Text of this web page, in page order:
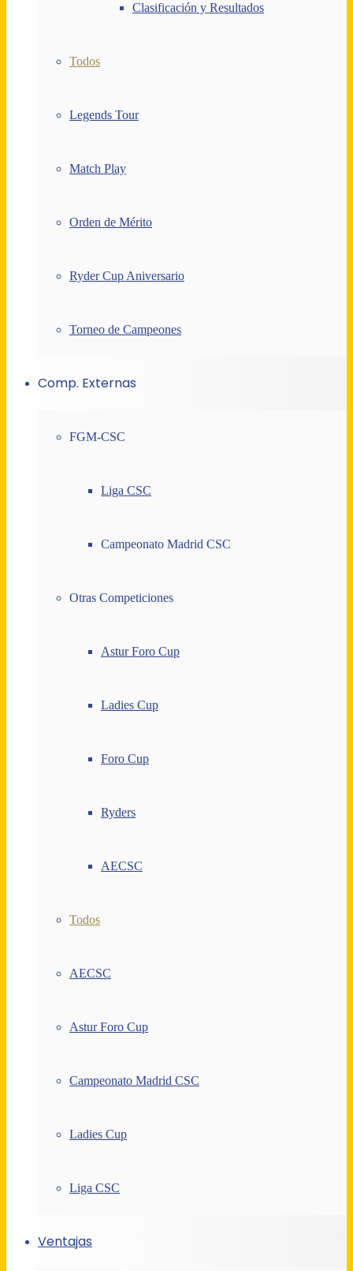
Clasificación y Resultados
Todos
Legends Tour
Match Play
Orden de Mérito
Ryder Cup Aniversario
Torneo de Campeones
Comp. Externas
FGM-CSC
Liga CSC
Campeonato Madrid CSC
Otras Competiciones
Astur Foro Cup
Ladies Cup
Foro Cup
Ryders
AECSC
Todos
AECSC
Astur Foro Cup
Campeonato Madrid CSC
Ladies Cup
Liga CSC
Ventajas